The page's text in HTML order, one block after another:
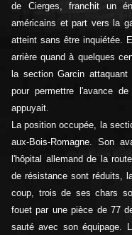
de Cierges, franchit un
américains et part vers la
atteint sans être inquiétée.
arrière quand à quelques
la section Garcin
pour permettre l'avance
appuyait.
La position occupée, la
aux-Bois-Romagne. Son
l'hôpital allemand de la
de résistance sont réduits,
coup, trois de ses chars
fouet par une pièce de 77
sauté avec son équipage.